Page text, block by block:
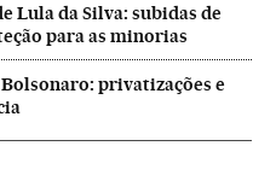
Lula da Silva: subidas de
para as minorias
privatizações e